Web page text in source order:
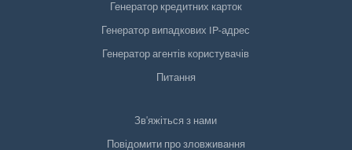
Генератор кредитних карток
Генератор випадкових IP-адрес
Генератор агентів користувачів
Питання
Зв'яжіться з нами
Повідомити про зловживання